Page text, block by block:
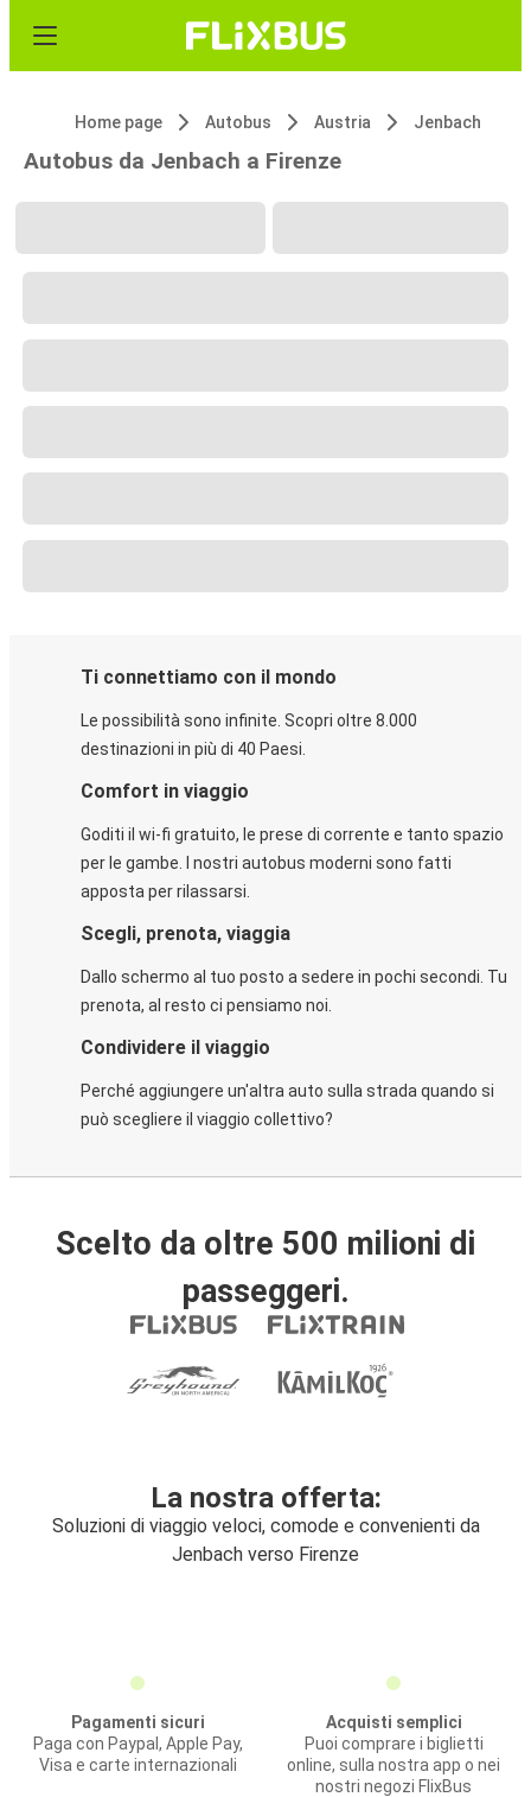
Home page Autobus Austria Jenbach
Autobus da Jenbach a Firenze
Ti connettiamo con il mondo
Le possibilità sono infinite. Scopri oltre 8.000
destinazioni in più di 40 Paesi.
Comfort in viaggio
Goditi il wi-fi gratuito, le prese di corrente e tanto spazio
per le gambe. I nostri autobus moderni sono fatti
apposta per rilassarsi.
Scegli, prenota, viaggia
Dallo schermo al tuo posto a sedere in pochi secondi. Tu
prenota, al resto ci pensiamo noi.
Condividere il viaggio
Perché aggiungere un'altra auto sulla strada quando si
può scegliere il viaggio collettivo?
Scelto da oltre 500 milioni di
passeggeri.
La nostra offerta:
Soluzioni di viaggio veloci, comode e convenienti da
Jenbach verso Firenze
Pagamenti sicuri
Paga con Paypal, Apple Pay,
Visa e carte internazionali
Acquisti semplici
Puoi comprare i biglietti
online, sulla nostra app o nei
nostri negozi FlixBus